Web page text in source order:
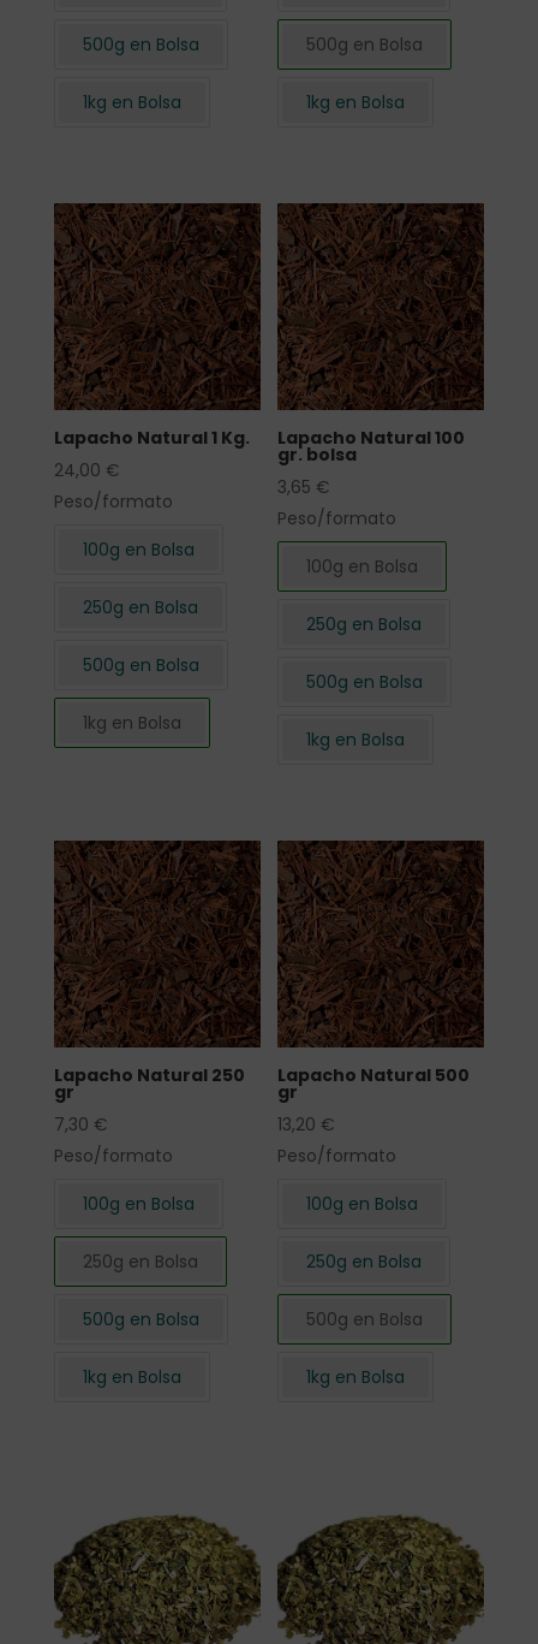
500g en Bolsa
1kg en Bolsa
500g en Bolsa
1kg en Bolsa
Lapacho Natural 1 Kg.
24,00 €
Peso/formato
100g en Bolsa
250g en Bolsa
500g en Bolsa
1kg en Bolsa
Lapacho Natural 100
gr. bolsa
3,65 €
Peso/formato
100g en Bolsa
250g en Bolsa
500g en Bolsa
1kg en Bolsa
Lapacho Natural 250
gr
7,30 €
Peso/formato
100g en Bolsa
250g en Bolsa
500g en Bolsa
1kg en Bolsa
Lapacho Natural 500
gr
13,20 €
Peso/formato
100g en Bolsa
250g en Bolsa
500g en Bolsa
1kg en Bolsa